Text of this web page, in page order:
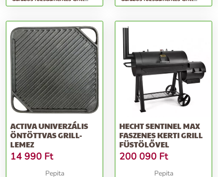
szett
szett
ACTIVA UNIVERZÁLIS
ÖNTÖTTVAS GRILL-
LEMEZ
14 990 Ft
Pepita
HECHT SENTINEL MAX
FASZENES KERTI GRILL
FÜSTÖLŐVEL
200 090 Ft
Pepita